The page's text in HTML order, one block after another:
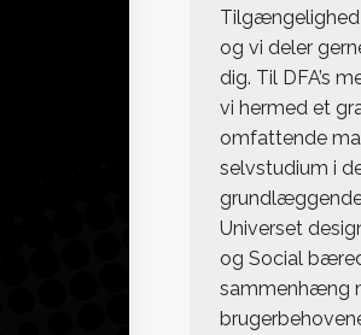
og vi deler
dig. Til DFA’s
vi hermed et
omfattende
selvstudium i
Universet
og Social
sammenhæng